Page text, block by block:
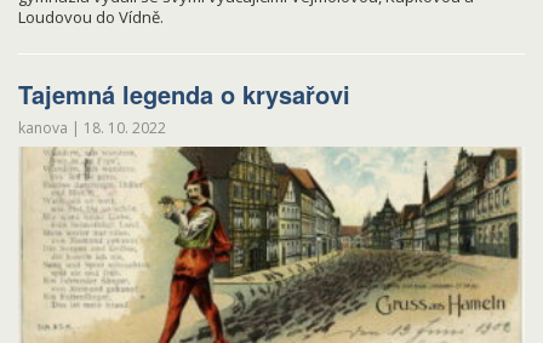
Loudovou do Vídně.
Tajemná legenda o krysařovi
kanova | 18. 10. 2022